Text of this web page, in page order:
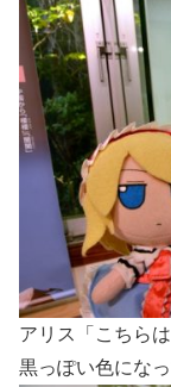
アリス「こちら
黒っぽい色になっ